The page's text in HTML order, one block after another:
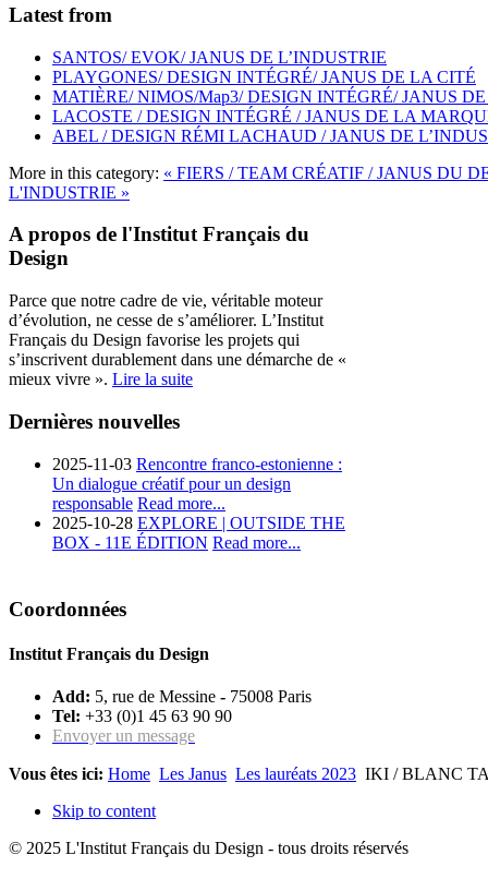
Latest from
SANTOS/ EVOK/ JANUS DE L’INDUSTRIE
PLAYGONES/ DESIGN INTÉGRÉ/ JANUS DE LA CITÉ
MATIÈRE/ NIMOS/Map3/ DESIGN INTÉGRÉ/ JANUS
LACOSTE / DESIGN INTÉGRÉ / JANUS DE LA
ABEL / DESIGN RÉMI LACHAUD / JANUS DE
More in this category: « FIERS / TEAM CRÉATIF / JANUS DU
L'INDUSTRIE »
A propos de l'Institut Français du
Design
Parce que notre cadre de vie, véritable moteur
d’évolution, ne cesse de s’améliorer. L’Institut
Français du Design favorise les projets qui
s’inscrivent durablement dans une démarche de «
mieux vivre ». Lire la suite
Dernières nouvelles
2025-11-03 Rencontre franco-estonienne :
Un dialogue créatif pour un design
responsable Read more...
2025-10-28 EXPLORE | OUTSIDE THE
BOX - 11E ÉDITION Read more...
Coordonnées
Institut Français du Design
Add: 5, rue de Messine - 75008 Paris
Tel: +33 (0)1 45 63 90 90
Envoyer un message
Vous êtes ici: Home Les Janus Les lauréats 2023 IKI / BLANC
Skip to content
© 2025 L'Institut Français du Design - tous droits réservés